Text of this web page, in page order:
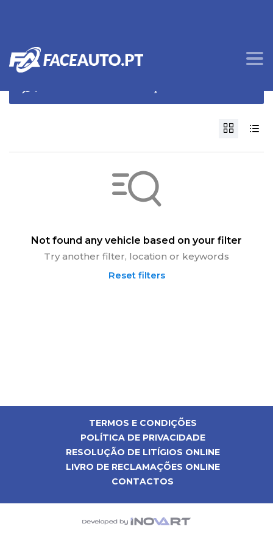
Not found any vehicle based on your filter
Try another filter, location or keywords
Reset filters
TERMOS E CONDIÇÕES
POLÍTICA DE PRIVACIDADE
RESOLUÇÃO DE LITÍGIOS ONLINE
LIVRO DE RECLAMAÇÕES ONLINE
CONTACTOS